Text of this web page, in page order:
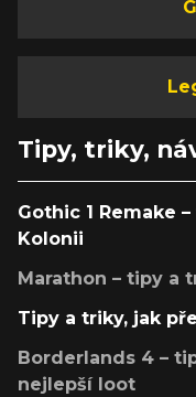
Tipy, triky,
Gothic 1 Remake
Kolonii
Marathon – tipy a
Tipy a triky, jak
Borderlands 4 –
nejlepší loot